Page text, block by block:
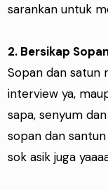
sarankan untuk
2. Bersikap
Sopan dan satun
interview ya,
sapa, senyum
sopan dan
sok asik juga